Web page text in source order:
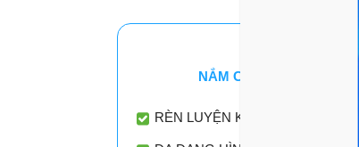
TOPCLASS 2025-
NẮM CHẮC KIẾN THỨC
RÈN LUYỆN KỸ NĂNG TỰ